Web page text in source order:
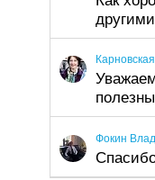
Фокин